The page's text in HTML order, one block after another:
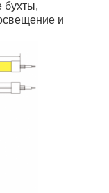
бухты,
и